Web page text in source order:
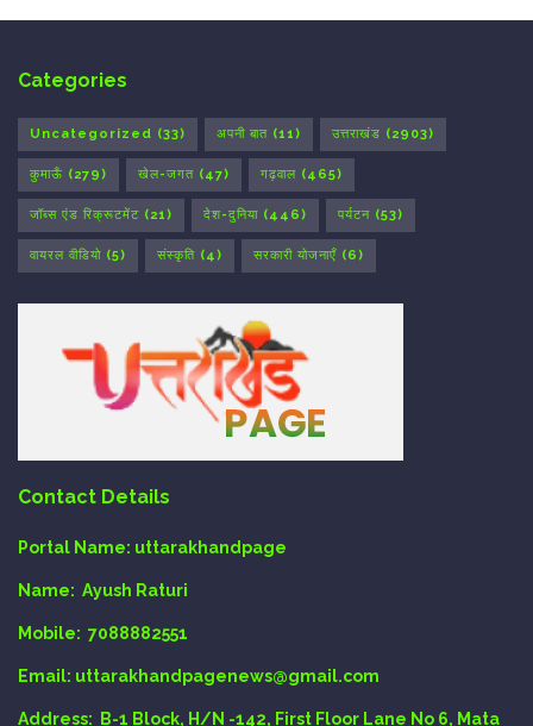
Categories
Uncategorized (33) अपनी बात (11) उत्तराखंड (2903)
कुमाऊँ (279) खेल-जगत (47) गढ़वाल (465)
जॉब्स एंड रिक्रूटमेंट (21) देश-दुनिया (446) पर्यटन (53)
वायरल वीडियो (5) संस्कृति (4) सरकारी योजनाएँ (6)
Contact Details
Portal Name: uttarakhandpage
Name: Ayush Raturi
Mobile: 7088882551
Email: uttarakhandpagenews@gmail.com
Address: B-1 Block, H/N -142, First Floor Lane No 6, Mata